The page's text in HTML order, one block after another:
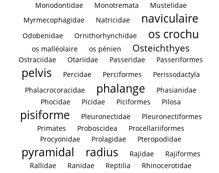
Monodontidae
Monotremata
Mustelidae
Myrmecophagidae
Natricidae naviculaire
Odobenidae Ornithorhynchidae os crochu
os malléolaire os pénien Osteichthyes
Ostraciidae Otariidae Passeridae Passeriformes
pelvis Percidae Perciformes
Perissodactyla
Phalacrocoracidae
phalange
Phasianidae
Phocidae
Picidae Piciformes Pilosa
pisiforme Pleuronectidae
Pleuronectiformes
Primates
Proboscidea
Procellariiformes
Procyonidae
Prolagidae Pteropodidae
pyramidal radius Rajidae
Rajiformes
Rallidae
Ranidae Reptilia
Rhinocerotidae